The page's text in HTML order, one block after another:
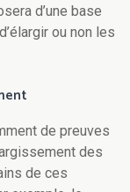
d’une base
ou non les
de preuves
des
de ces